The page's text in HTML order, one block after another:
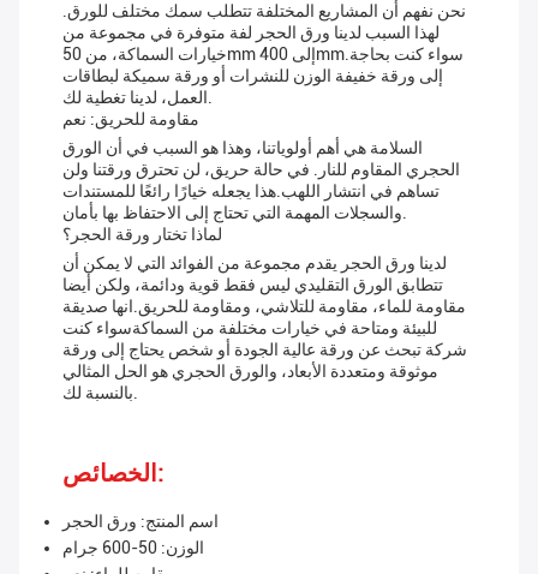
نحن نفهم أن المشاريع المختلفة تتطلب سمك مختلف للورق.
لهذا السبب لدينا ورق الحجر لفة متوفرة في مجموعة من
خيارات السماكة، من 50mm إلى 400mm.سواء كنت بحاجة
إلى ورقة خفيفة الوزن للنشرات أو ورقة سميكة لبطاقات
العمل، لدينا تغطية لك.
مقاومة للحريق: نعم
السلامة هي أهم أولوياتنا، وهذا هو السبب في أن الورق
الحجري المقاوم للنار. في حالة حريق، لن تحترق ورقتنا ولن
تساهم في انتشار اللهب.هذا يجعله خيارًا رائعًا للمستندات
والسجلات المهمة التي تحتاج إلى الاحتفاظ بها بأمان.
لماذا تختار ورقة الحجر؟
لدينا ورق الحجر يقدم مجموعة من الفوائد التي لا يمكن أن
تتطابق الورق التقليدي ليس فقط قوية ودائمة، ولكن أيضا
مقاومة للماء، مقاومة للتلاشي، ومقاومة للحريق.انها صديقة
للبيئة ومتاحة في خيارات مختلفة من السماكةسواء كنت
شركة تبحث عن ورقة عالية الجودة أو شخص يحتاج إلى ورقة
موثوقة ومتعددة الأبعاد، والورق الحجري هو الحل المثالي
بالنسبة لك.
الخصائص:
اسم المنتج: ورق الحجر
الوزن: 50-600 جرام